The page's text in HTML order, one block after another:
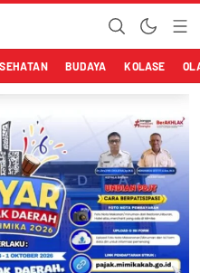
BUDAYA KOLASE